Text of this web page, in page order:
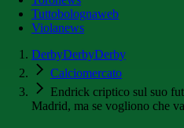
Tuttobolognaweb
Violanews
DerbyDerbyDerby
Calciomercato
Endrick criptico sul suo
Madrid, ma se vogliono che